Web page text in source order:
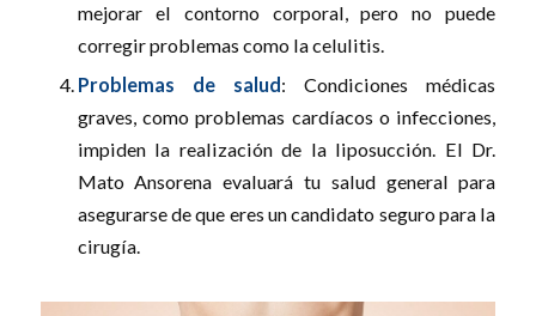
mejorar el contorno corporal, pero no puede
corregir problemas como la celulitis.
Problemas de salud : Condiciones médicas
graves, como problemas cardíacos o infecciones,
impiden la realización de la liposucción. El Dr.
Mato Ansorena evaluará tu salud general para
asegurarse de que eres un candidato seguro para la
cirugía.